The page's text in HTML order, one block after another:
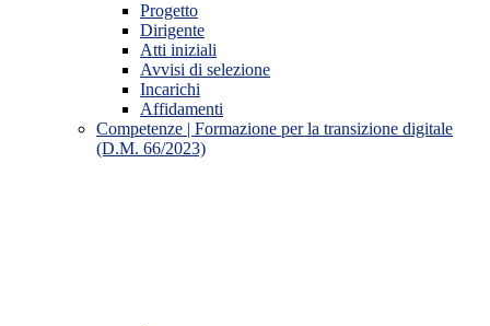
Progetto
Dirigente
Atti iniziali
Avvisi di selezione
Incarichi
Affidamenti
Competenze | Formazione per la transizione digitale
(D.M. 66/2023)